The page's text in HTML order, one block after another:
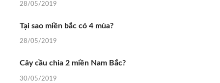
28/05/2019
Tại sao miền bắc có 4 mùa?
28/05/2019
Cây cầu chia 2 miền Nam Bắc?
30/05/2019